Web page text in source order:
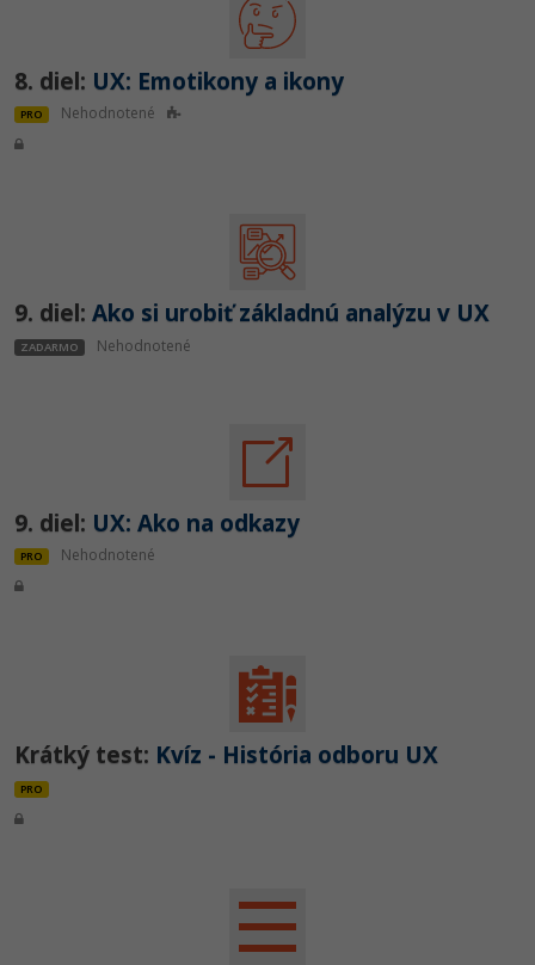
8. diel: UX: Emotikony a ikony
PRO Nehodnotené
9. diel: Ako si urobiť základnú analýzu v UX
ZADARMO Nehodnotené
9. diel: UX: Ako na odkazy
PRO Nehodnotené
Krátký test: Kvíz - História odboru UX
PRO